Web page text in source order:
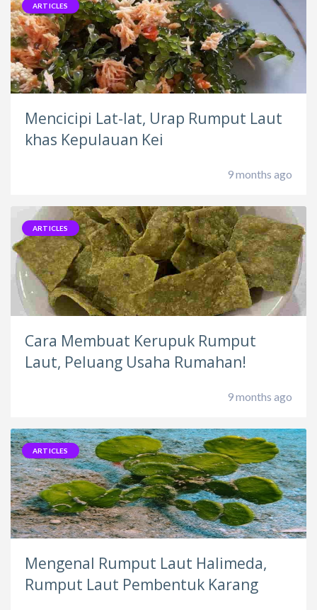
ARTICLES
Mencicipi Lat-lat, Urap Rumput Laut
khas Kepulauan Kei
9 months ago
ARTICLES
Cara Membuat Kerupuk Rumput
Laut, Peluang Usaha Rumahan!
9 months ago
ARTICLES
Mengenal Rumput Laut Halimeda,
Rumput Laut Pembentuk Karang